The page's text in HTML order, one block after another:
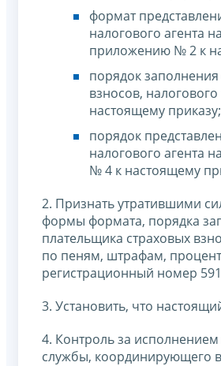
формат
налогового агента
приложению № 2 к
порядок
взносов,
настоящему приказу;
порядок
налогового агента
№ 4 к настоящему
2. Признать утратившими
формы формата, порядка
плательщика страховых
по пеням, штрафам,
регистрационный номер
3. Установить, что
4. Контроль за
службы, координирующего